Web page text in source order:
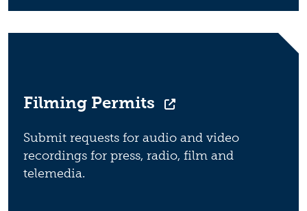
Filming Permits
Submit requests for audio and video
recordings for press, radio, film and
telemedia.